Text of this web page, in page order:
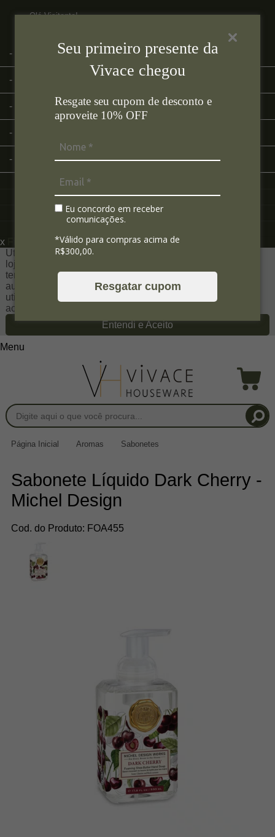
Seu primeiro presente da
Vivace chegou
Resgate seu cupom de desconto e
aproveite 10% OFF
Eu concordo em receber
comunicações.
*Válido para compras acima de
R$300,00.
Resgatar cupom
Olá Visitante!
Página Inicial
Como Comprar
Lista de Presentes
x
Filtre sua Pesquisa:
Utilizamos seus dados para analisar e personalizar nossa
loja virtual durante a sua navegação e em serviços de
terceiros parceiros. Ao navegar pela loja virtual, você nos
autoriza a coletar tais informações através do cookies e
utilizá-las para estas finalidades. Em caso de dúvidas,
acesse nossa
Entendi e Aceito
Menu
Página Inicial Aromas Sabonetes
Sabonete Líquido Dark Cherry -
Michel Design
Cod. do Produto: FOA455